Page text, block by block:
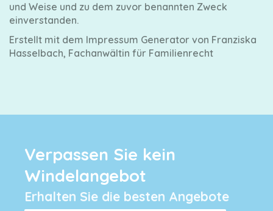
und Weise und zu dem zuvor benannten Zweck
einverstanden.
Erstellt mit dem Impressum Generator von Franziska
Hasselbach, Fachanwältin für Familienrecht
Verpassen Sie kein
Windelangebot
Erhalten Sie die besten Angebote